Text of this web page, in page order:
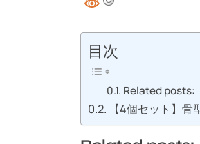
目次
Related posts:
【4個セット】